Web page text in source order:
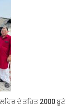
ਦੇ ਤਹਿਤ 2000 ਬੂਟੇ